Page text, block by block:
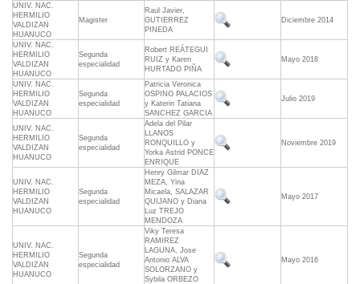
UNIV. NAC.
HERMILIO
VALDIZAN
HUANUCO
Magister
Raul Javier,
GUTIERREZ
PINEDA
Diciembre 2014
UNIV. NAC.
HERMILIO
VALDIZAN
HUANUCO
Segunda
especialidad
Robert REÁTEGUI
RUIZ y Karen
HURTADO PIÑA
Mayo 2018
UNIV. NAC.
HERMILIO
VALDIZAN
HUANUCO
Segunda
especialidad
Patricia Veronica
OSPINO PALACIOS
y Katerin Tatiana
SANCHEZ GARCIA
Julio 2019
UNIV. NAC.
HERMILIO
VALDIZAN
HUANUCO
Segunda
especialidad
Adela del Pilar
LLANOS
RONQUILLO y
Yorka Astrid PONCE
ENRIQUE
Noviembre 2019
UNIV. NAC.
HERMILIO
VALDIZAN
HUANUCO
Segunda
especialidad
Henry Gilmar DIAZ
MEZA, Yina
Micaela, SALAZAR
QUIJANO y Diana
Luz TREJO
MENDOZA
Mayo 2017
UNIV. NAC.
HERMILIO
VALDIZAN
HUANUCO
Segunda
especialidad
Viky Teresa
RAMIREZ
LAGUNA, Jose
Antonio ALVA
SOLORZANO y
Sybila ORBEZO
Mayo 2016